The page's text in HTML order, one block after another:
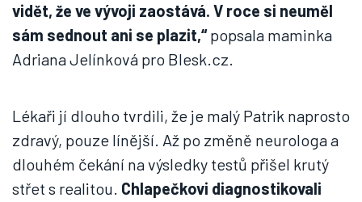
vidět, že ve vývoji zaostává. V roce si neuměl
sám sednout ani se plazit,“popsala maminka
Adriana Jelínková pro Blesk.cz.
Lékaři jí dlouho tvrdili, že je malý Patrik naprosto
zdravý, pouze línější. Až po změně neurologa a
dlouhém čekání na výsledky testů přišel krutý
střet s realitou. Chlapečkovi diagnostikovali